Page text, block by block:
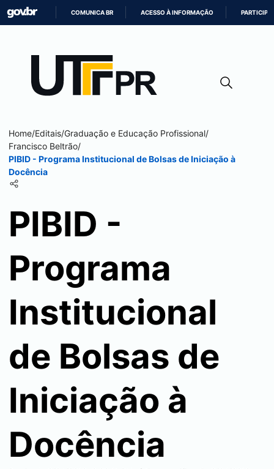
CONTEÚDO
COMUNICA BR ACESSO À INFORMAÇÃO PARTICIPE
Home/Editais/Graduação e Educação Profissional/
Francisco Beltrão/
PIBID - Programa Institucional de Bolsas de Iniciação à
Docência
PIBID -
Programa
Institucional
de Bolsas de
Iniciação à
Docência